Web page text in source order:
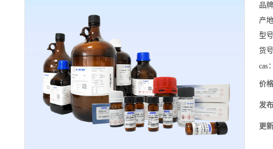
品
产
型
货
cas
价
发
更